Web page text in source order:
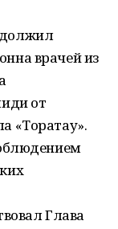
врачей из
от
«Торатау».
Глава